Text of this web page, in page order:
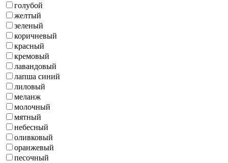
голубой
желтый
зеленый
коричневый
красный
кремовый
лавандовый
лапша синий
лиловый
меланж
молочный
мятный
небесный
оливковый
оранжевый
песочный